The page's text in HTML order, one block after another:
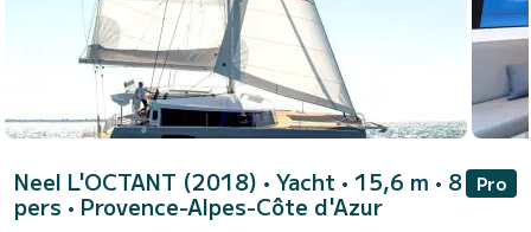
Neel L'OCTANT (2018) • Yacht • 15,6 m • 8
pers • Provence-Alpes-Côte d'Azur
Pro